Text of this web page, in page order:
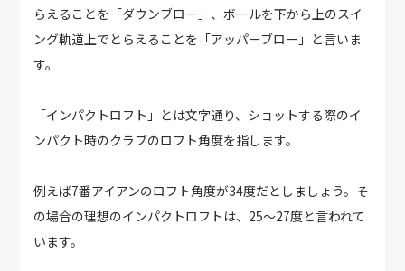
らえることを「ダウンブロー」、ボールを下から上のスイ
ング軌道上でとらえることを「アッパーブロー」と言いま
す。
「インパクトロフト」とは文字通り、ショットする際のイ
ンパクト時のクラブのロフト角度を指します。
例えば7番アイアンのロフト角度が34度だとしましょう。そ
の場合の理想のインパクトロフトは、25〜27度と言われて
います。